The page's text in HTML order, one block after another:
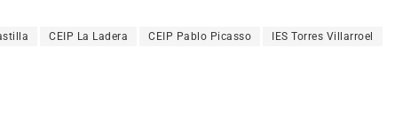
CEIP La Ladera CEIP Pablo Picasso IES Torres Villarroel